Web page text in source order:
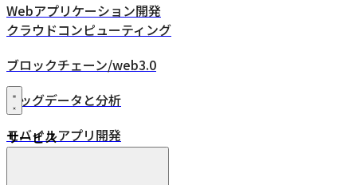
Webアプリケーション開発
クラウドコンピューティング
ブロックチェーン/web3.0
ビッグデータと分析
モバイルアプリ開発
サービス